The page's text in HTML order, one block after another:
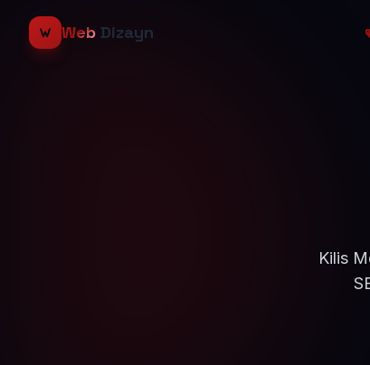
Web Dizayn
Kilis